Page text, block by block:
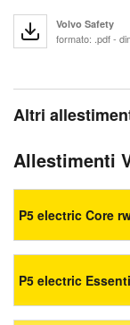
Volvo Safety
formato: .pdf -
Altri
Allestimenti
P5 electric Core
P5 electric